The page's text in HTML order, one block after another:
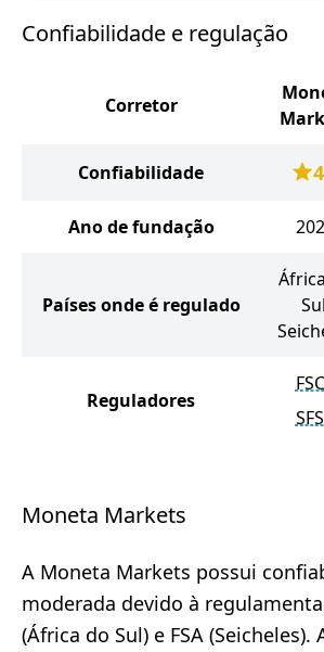
Confiabilidade e regulação
Corretor
Confiabilidade 4
Ano de fundação
Países onde é regulado
Reguladores
Moneta Markets
A Moneta Markets possui
moderada devido à
(África do Sul) e FSA (Seicheles).